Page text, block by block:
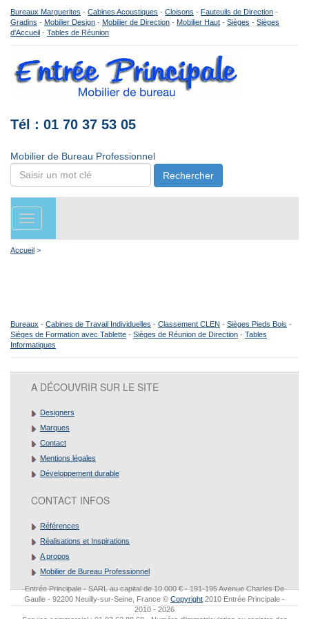
Bureaux Marguerites - Cabines Acoustiques - Cloisons - Fauteuils de Direction -
Gradins - Mobilier Design - Mobilier de Direction - Mobilier Haut - Sièges - Sièges
d'Accueil - Tables de Réunion
Tél : 01 70 37 53 05
Mobilier de Bureau Professionnel
Rechercher
Toggle
navigation
Accueil >
Bureaux - Cabines de Travail Individuelles - Classement CLEN - Sièges Pieds Bois -
Sièges de Formation avec Tablette - Sièges de Réunion de Direction - Tables
Informatiques
A DÉCOUVRIR SUR LE SITE
Designers
Marques
Contact
Mentions légales
Développement durable
CONTACT INFOS
Références
Réalisations et Inspirations
A propos
Mobilier de Bureau Professionnel
Entrée Principale - SARL au capital de 10.000 € - 191-195 Avenue Charles De
Gaulle - 92200 Neuilly-sur-Seine, France © Copyright 2010 Entrée Principale -
2010 - 2026